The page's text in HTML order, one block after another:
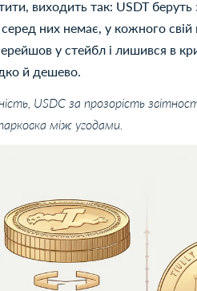
виходить так: USDT беруть
серед них немає, у кожного
у стейбл і лишився в
й дешево.
USDC за прозорість
між угодами.